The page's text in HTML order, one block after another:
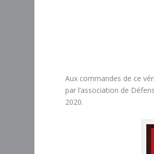
Aux commandes de ce
par l’association de
2020.